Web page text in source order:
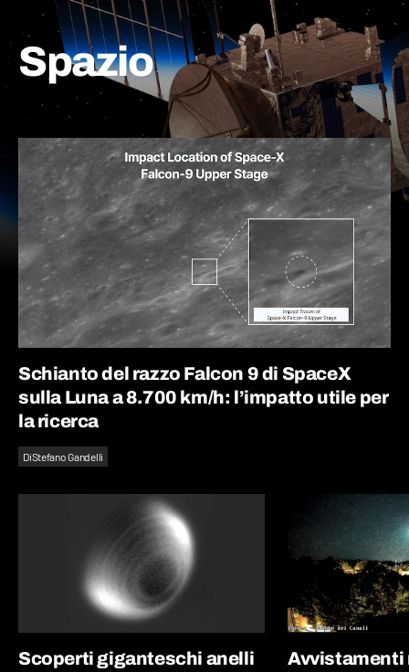
Spazio
Schianto del razzo Falcon 9 di SpaceX
sulla Luna a 8.700 km/h: l’impatto utile per
la ricerca
DiStefano Gandelli
Scoperti giganteschi anelli
Avvistamenti